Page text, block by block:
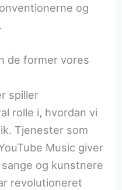
og
de former vores
spiller
rolle i, hvordan vi
Tjenester som
Music giver
og kunstnere
revolutioneret